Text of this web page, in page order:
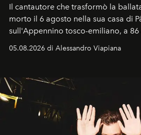
Il cantautore che trasformò la
morto il 6 agosto nella sua casa di
sull'Appennino tosco-emiliano, a 86
05.08.2026 di Alessandro Viapiana